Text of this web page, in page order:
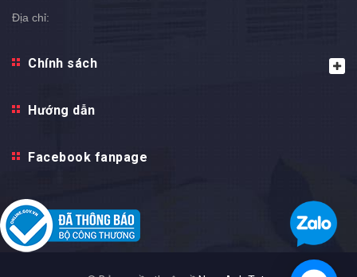
Địa chỉ:
Chính sách
Hướng dẫn
Facebook fanpage